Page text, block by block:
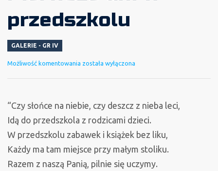
przedszkolu
GALERIE - GR IV
Możliwość komentowania Pierwsze
przedszkolu
została wyłączona
“Czy słońce na niebie, czy deszcz z nieba leci,
Idą do przedszkola z rodzicami dzieci.
W przedszkolu zabawek i książek bez liku,
Każdy ma tam miejsce przy małym stoliku.
Razem z naszą Panią, pilnie się uczymy.